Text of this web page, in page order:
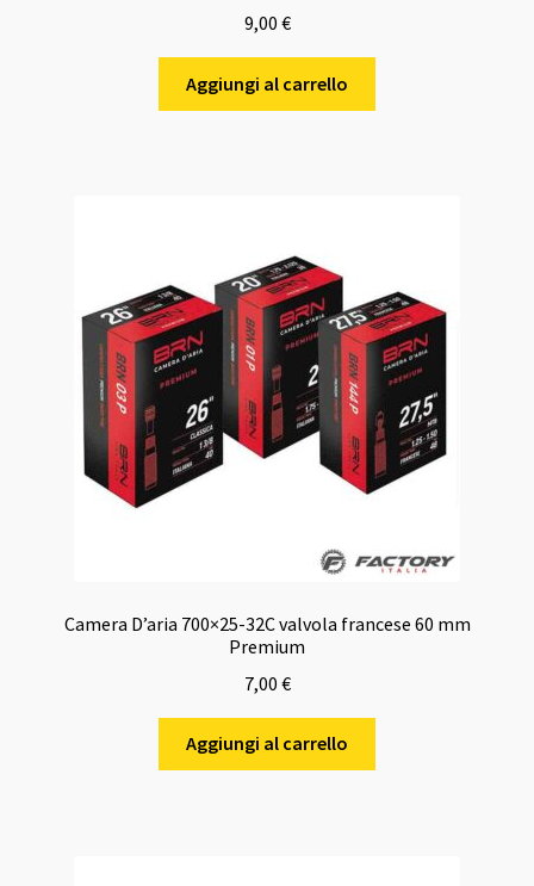
9,00 €
Aggiungi al carrello
Camera D’aria 700×25-32C valvola francese 60 mm
Premium
7,00 €
Aggiungi al carrello